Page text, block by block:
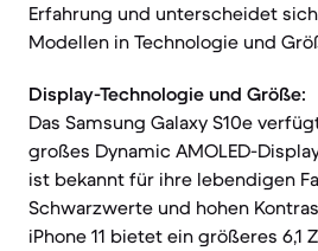
Erfahrung und unterscheidet
Modellen in Technologie und
Display-Technologie und Größe:
Das Samsung Galaxy S10e
großes Dynamic AMOLED-
ist bekannt für ihre lebendigen
Schwarzwerte und hohen
iPhone 11 bietet ein größeres 6,1